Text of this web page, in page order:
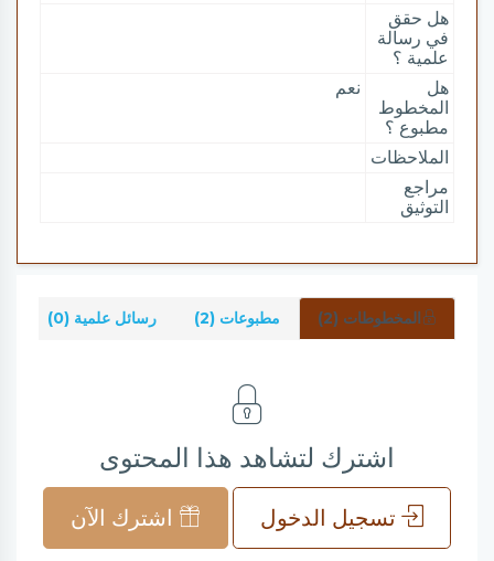
هل حقق
في رسالة
علمية ؟
هل
المخطوط
مطبوع ؟
نعم
الملاحظات
مراجع
التوثيق
المخطوطات (2) مطبوعات (2) رسائل علمية (0)
اشترك لتشاهد هذا المحتوى
تسجيل الدخول اشترك الآن